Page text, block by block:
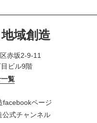
域創造
赤坂2-9-11
ビル9階
覧
facebookページ
公式チャンネル